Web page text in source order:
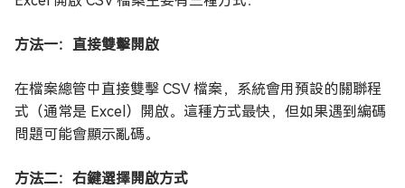
方法一：直接雙擊開啟
在檔案總管中直接雙擊 CSV 檔案，系統會用預設的關聯程
式（通常是 Excel）開啟。這種方式最快，但如果遇到編碼
問題可能會顯示亂碼。
方法二：右鍵選擇開啟方式